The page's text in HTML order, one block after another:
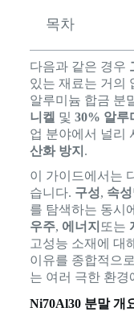
목차
다음과 같은 경우
있는 재료는 거의
알루미늄 합금 분
니켈 및 30% 알루
업 분야에서 널리
산화 방지 .
이 가이드에서는
습니다. 구성, 속성
를 탐색하는 동시에
우주, 에너지 또는
고성능 소재에 대
이유를 종합적으
는 여러 극한 환경
Ni70Al30 분말 개